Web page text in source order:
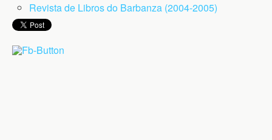
Revista de Libros do Barbanza (2004-2005)